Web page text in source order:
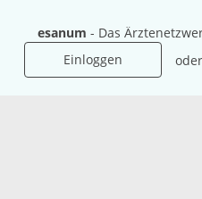
esanum - Das
Einloggen
oder
Für Agenturen
Mediadaten
Presse